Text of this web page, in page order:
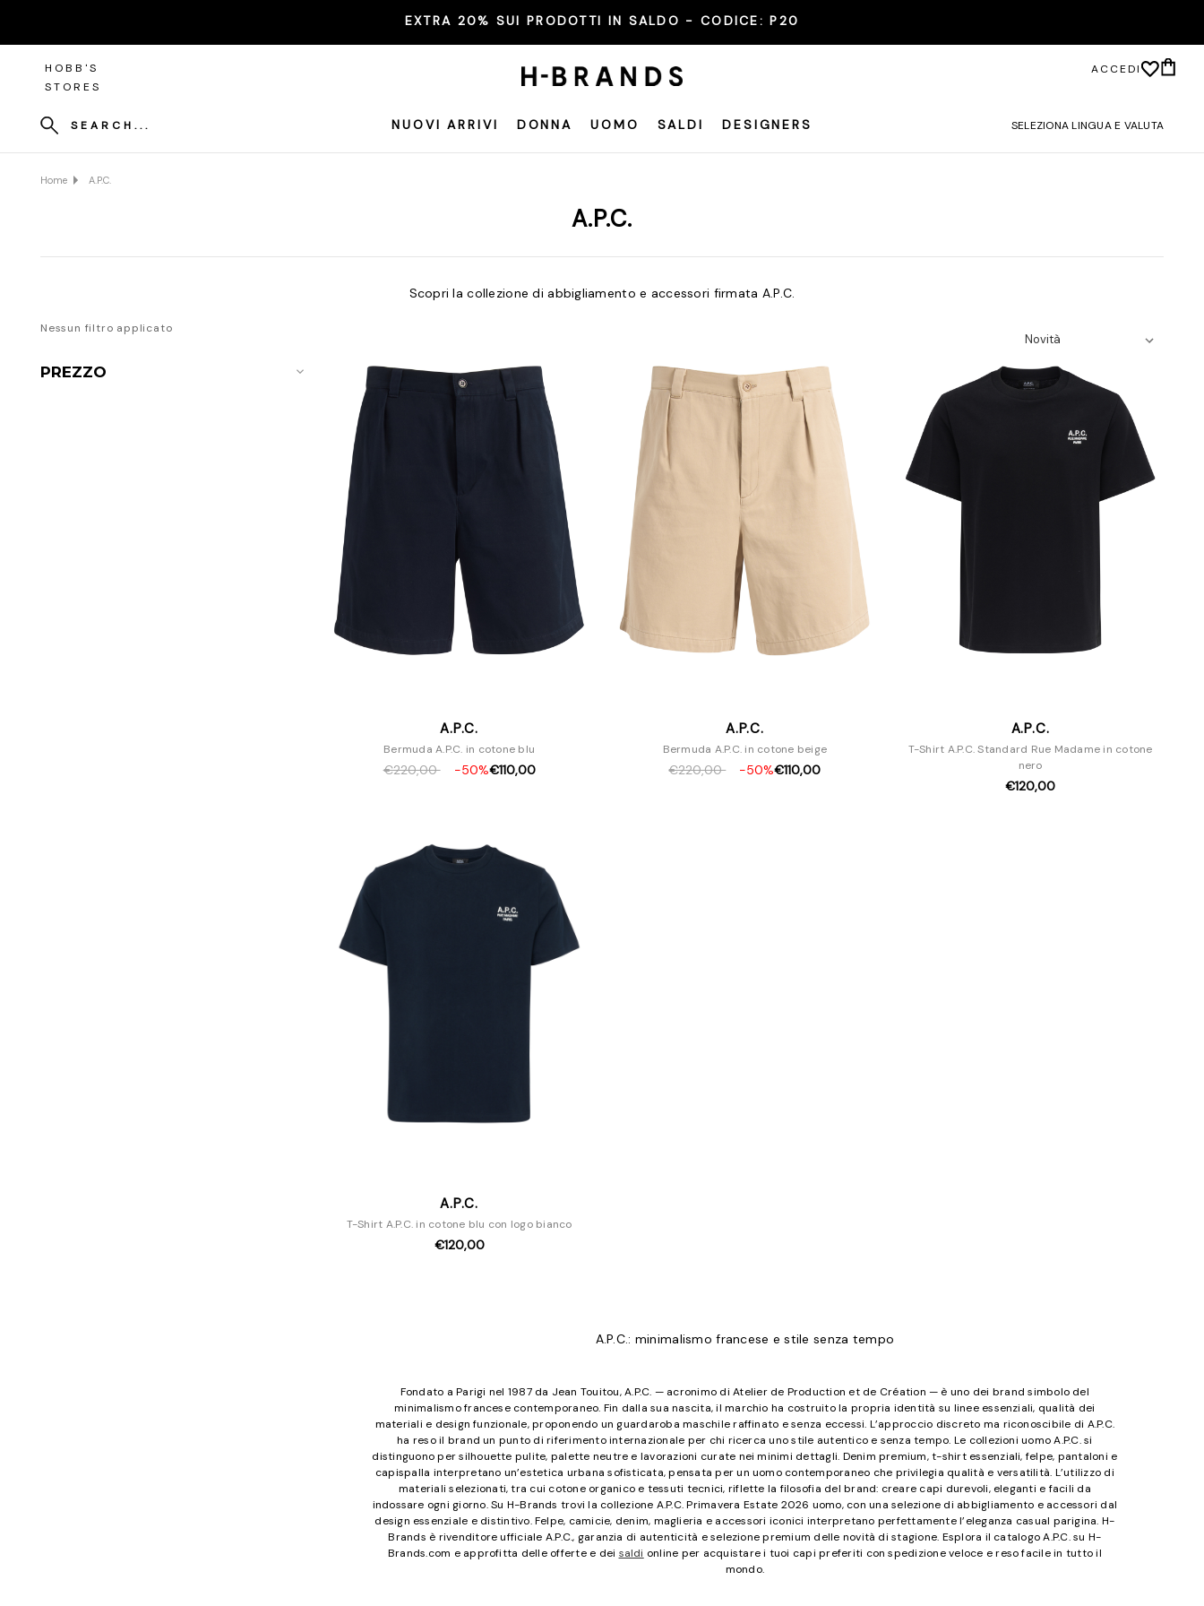
EXTRA 20% SUI PRODOTTI IN SALDO - CODICE:P20
HOBB'S
STORES
ACCEDI
SEARCH... NUOVI ARRIVI DONNA UOMO SALDI DESIGNERS SELEZIONA LINGUA E VALUTA
Home A.P.C.
A.P.C.
Scopri la collezione di abbigliamento e accessori firmata A.P.C.
Nessun filtro applicato
PREZZO
A.P.C.
Bermuda A.P.C. in cotone blu
€220,00 -50%€110,00
A.P.C.
Bermuda A.P.C. in cotone beige
€220,00 -50%€110,00
A.P.C.
T-Shirt A.P.C. Standard Rue Madame in cotone
nero
€120,00
A.P.C.
T-Shirt A.P.C. in cotone blu con logo bianco
€120,00
A.P.C.: minimalismo francese e stile senza tempo
Fondato a Parigi nel 1987 da Jean Touitou, A.P.C. — acronimo di Atelier de Production et de Création — è uno dei brand simbolo del
minimalismo francese contemporaneo. Fin dalla sua nascita, il marchio ha costruito la propria identità su linee essenziali, qualità dei
materiali e design funzionale, proponendo un guardaroba maschile raffinato e senza eccessi. L’approccio discreto ma riconoscibile di A.P.C.
ha reso il brand un punto di riferimento internazionale per chi ricerca uno stile autentico e senza tempo. Le collezioni uomo A.P.C. si
distinguono per silhouette pulite, palette neutre e lavorazioni curate nei minimi dettagli. Denim premium, t-shirt essenziali, felpe, pantaloni e
capispalla interpretano un’estetica urbana sofisticata, pensata per un uomo contemporaneo che privilegia qualità e versatilità. L’utilizzo di
materiali selezionati, tra cui cotone organico e tessuti tecnici, riflette la filosofia del brand: creare capi durevoli, eleganti e facili da
indossare ogni giorno. Su H-Brands trovi la collezione A.P.C. Primavera Estate 2026 uomo, con una selezione di abbigliamento e accessori dal
design essenziale e distintivo. Felpe, camicie, denim, maglieria e accessori iconici interpretano perfettamente l’eleganza casual parigina. H-
Brands è rivenditore ufficiale A.P.C., garanzia di autenticità e selezione premium delle novità di stagione. Esplora il catalogo A.P.C. su H-
Brands.com e approfitta delle offerte e dei saldi online per acquistare i tuoi capi preferiti con spedizione veloce e reso facile in tutto il
mondo.